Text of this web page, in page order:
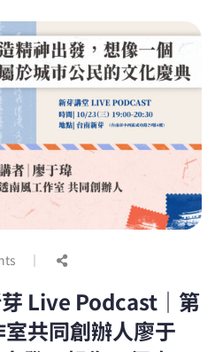
Live Podcast｜第
共同創辦人廖于